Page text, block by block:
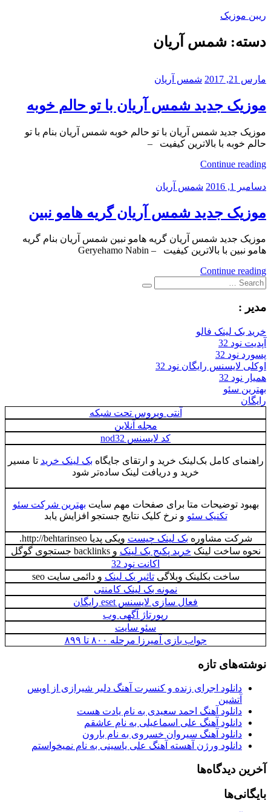
Skip
ریبن موزیک
دانلود
دسته: شمس آریان
مارس 21, 2017 شمس آریان
موزیک جدید شمس آریان با تو حالم خوبه
موزیک جدید شمس آریان با تو حالم خوبه شمس آریان بنام با تو
حالم خوبه با بالاترین کیفیت –
Continue reading
دسامبر 1, 2016 شمس آریان
موزیک جدید شمس آریان گریه هامو نبین
موزیک جدید شمس آریان گریه هامو نبین شمس آریان بنام گریه
هامو نبین با بالاترین کیفیت – Geryehamo Nabin
Continue reading
Search
for:
Search
مدیر :
خرید بک لینک فالو
آپدیت نود 32
پسورد نود 32
اوکلی لایسنس رایگان نود 32
همیار نود 32
بهترین سئو
رایگان
آنتی ویروس تحت شبکه
مجله آنلاین
کد لایسنس nod32
راهنمای کامل بک‌لینک خرید و ارتقای جایگاه بک لینک خرید تا مسیر
خرید و دریافت لینک ساده‌تر شود
بهبود توضیحات متا برای صفحات مهم سایت بهترین شرکت سئو
تکنیک سئو و نرخ کلیک نتایج جستجو افزایش یابد
شرکت مشاوره بک لینک چیست ویکی پدیا http://behtarinseo.
نحوه ساخت لینک خرید پکیج بک لینک و backlinks جستجوی گوگل
اکانت نود 32
ساخت بکلینک وبلاگیتاثیر بک لینک و دائمی سایت seo
نمونه بک لینک کامنتی
فعال سازی لایسنس eset رایگان
رپورتاژ آگهی وب
سئو سایت
جواب بازی آمیرزا مرحله ۸۰۰ تا ۸۹۹
نوشته‌های تازه
دانلود اجرای زنده و کنسرت آهنگ دلبر شیرازی از اویس
آتشین
دانلود آهنگ احمد سعیدی به نام یادت هست
دانلود آهنگ علی اسماعیلی به نام عاشقم
دانلود آهنگ سیروان خسروی به نام بارون
دانلود ورژن آهسته آهنگ علی یاسینی به نام نمیخواستم
آخرین دیدگاه‌ها
بایگانی‌ها